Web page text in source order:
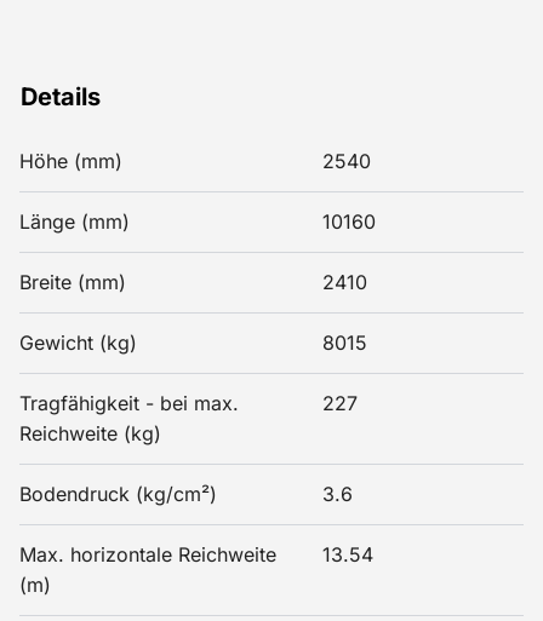
Details
Höhe (mm) 2540
Länge (mm) 10160
Breite (mm) 2410
Gewicht (kg) 8015
Tragfähigkeit - bei max.
Reichweite (kg)
227
Bodendruck (kg/cm²) 3.6
Max. horizontale Reichweite
(m)
13.54